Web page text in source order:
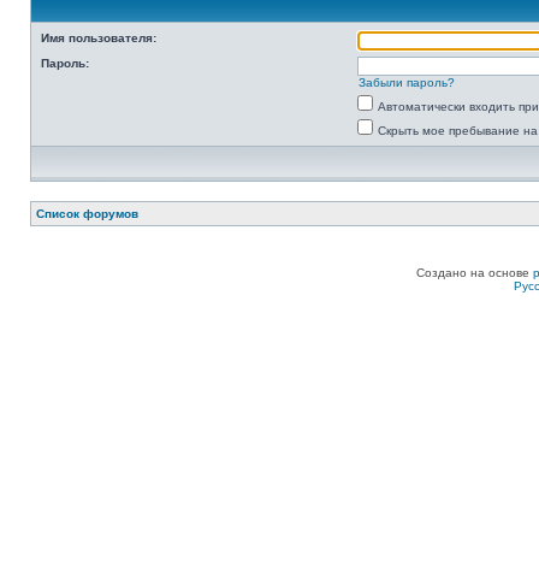
Имя пользователя:
Пароль:
Забыли пароль?
Автоматически входить
Скрыть мое пребывание
Список форумов
Создано на основе